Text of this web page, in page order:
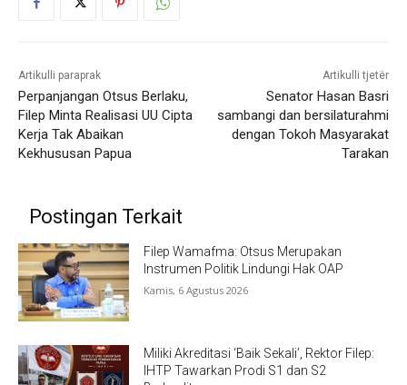
Artikulli paraprak
Perpanjangan Otsus Berlaku,
Filep Minta Realisasi UU Cipta
Kerja Tak Abaikan
Kekhususan Papua
Artikulli tjetër
Senator Hasan Basri
sambangi dan bersilaturahmi
dengan Tokoh Masyarakat
Tarakan
Postingan Terkait
Filep Wamafma: Otsus Merupakan
Instrumen Politik Lindungi Hak OAP
Kamis, 6 Agustus 2026
Miliki Akreditasi ‘Baik Sekali’, Rektor Filep:
IHTP Tawarkan Prodi S1 dan S2